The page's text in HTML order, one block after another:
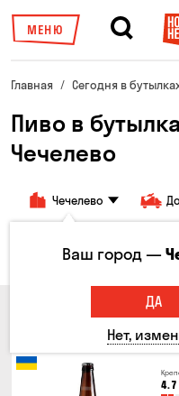
МЕНЮ
Главная Сегодня в
Пиво в
Чечелево
Чечелево
Все товары Пиво
4.7
Ваш город —
ДА
Нет,